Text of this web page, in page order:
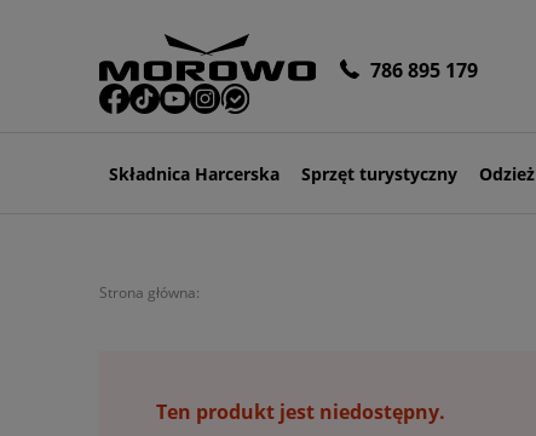
786 895 179
Składnica Harcerska Sprzęt turystyczny Odzież
Strona główna:
Ten produkt jest niedostępny.